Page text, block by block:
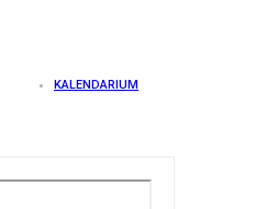
KALENDARIUM